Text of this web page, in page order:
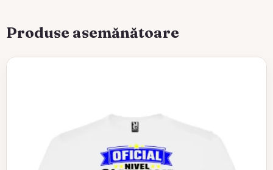
Produse asemănătoare
Acest